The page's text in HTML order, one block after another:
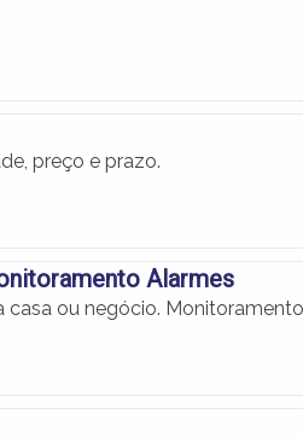
preço e prazo.
Alarmes
casa ou negócio. Monitoramento